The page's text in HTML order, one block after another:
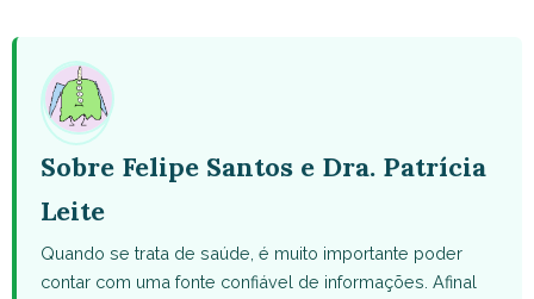
Sobre Felipe Santos e Dra. Patrícia
Leite
Quando se trata de saúde, é muito importante poder
contar com uma fonte confiável de informações. Afinal